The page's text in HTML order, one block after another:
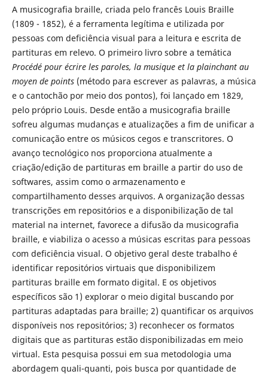
A musicografia braille, criada pelo francês Louis Braille
(1809 - 1852), é a ferramenta legítima e utilizada por
pessoas com deficiência visual para a leitura e escrita de
partituras em relevo. O primeiro livro sobre a temática
Procédé pour écrire les paroles, la musique et la plainchant au
moyen de points(método para escrever as palavras, a música
e o cantochão por meio dos pontos), foi lançado em 1829,
pelo próprio Louis. Desde então a musicografia braille
sofreu algumas mudanças e atualizações a fim de unificar a
comunicação entre os músicos cegos e transcritores. O
avanço tecnológico nos proporciona atualmente a
criação/edição de partituras em braille a partir do uso de
softwares, assim como o armazenamento e
compartilhamento desses arquivos. A organização dessas
transcrições em repositórios e a disponibilização de tal
material na internet, favorece a difusão da musicografia
braille, e viabiliza o acesso a músicas escritas para pessoas
com deficiência visual. O objetivo geral deste trabalho é
identificar repositórios virtuais que disponibilizem
partituras braille em formato digital. E os objetivos
específicos são 1) explorar o meio digital buscando por
partituras adaptadas para braille; 2) quantificar os arquivos
disponíveis nos repositórios; 3) reconhecer os formatos
digitais que as partituras estão disponibilizadas em meio
virtual. Esta pesquisa possui em sua metodologia uma
abordagem quali-quanti, pois busca por quantidade de